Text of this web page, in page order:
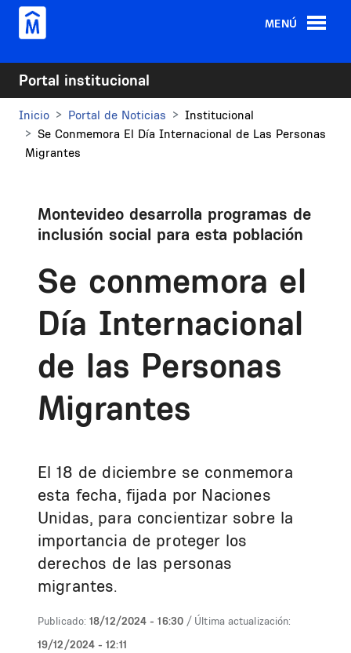
Pasar al contenido principal
MENÚ
Portal institucional
Inicio Portal de Noticias
Institucional
Se Conmemora El Día Internacional de Las Personas
Migrantes
Montevideo desarrolla programas de
inclusión social para esta población
Se conmemora el
Día Internacional
de las Personas
Migrantes
El 18 de diciembre se conmemora
esta fecha, fijada por Naciones
Unidas, para concientizar sobre la
importancia de proteger los
derechos de las personas
migrantes.
Publicado: 18/12/2024 - 16:30 / Última actualización:
19/12/2024 - 12:11